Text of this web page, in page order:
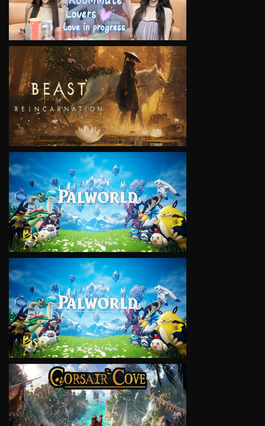
VIEW
VIEW
VIEW
VIEW